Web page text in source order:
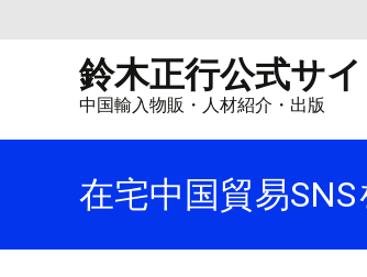
鈴木正行公式サイ
中国輸入物販・人材紹介・出版
在宅中国貿易SNS